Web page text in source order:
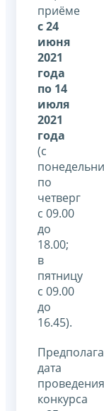
приёме
с 24
июня
2021
года
по 14
июля
2021
года
(с
по
четверг
с 09.00
до
18.00;
в
пятницу
с 09.00
до
16.45).
дата
проведения
конкурса